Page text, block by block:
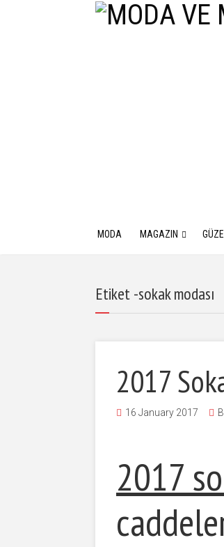
MODA MAGAZIN
Etiket -sokak modası
2017
16 January 2017
2017